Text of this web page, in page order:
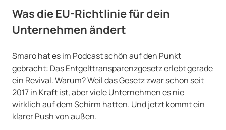
Was die EU-Richtlinie für dein
Unternehmen ändert
Smaro hat es im Podcast schön auf den Punkt
gebracht: Das Entgelttransparenzgesetz erlebt gerade
ein Revival. Warum? Weil das Gesetz zwar schon seit
2017 in Kraft ist, aber viele Unternehmen es nie
wirklich auf dem Schirm hatten. Und jetzt kommt ein
klarer Push von außen.